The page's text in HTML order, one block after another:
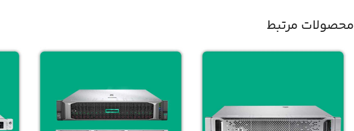
محصولات مرتبط